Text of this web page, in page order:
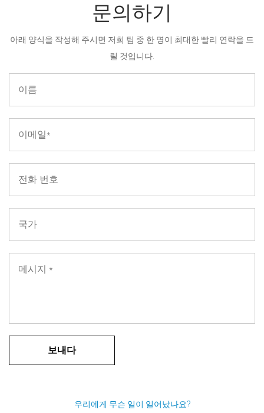
문의하기
아래 양식을 작성해 주시면 저희 팀 중 한 명이 최대한 빨리 연락을 드
릴 것입니다.
우리에게 무슨 일이 일어났나요?